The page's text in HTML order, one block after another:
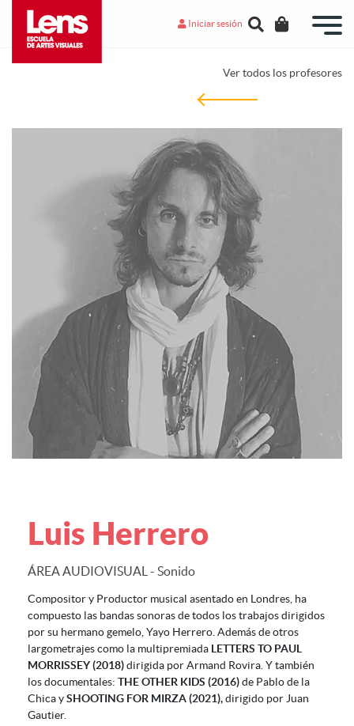
Iniciar sesión
Ver todos los profesores
Luis Herrero
ÁREA AUDIOVISUAL - Sonido
Compositor y Productor musical asentado en Londres, ha
compuesto las bandas sonoras de todos los trabajos dirigidos
por su hermano gemelo, Yayo Herrero. Además de otros
largometrajes como la multipremiada LETTERS TO PAUL
MORRISSEY (2018)dirigida por Armand Rovira. Y también
los documentales: THE OTHER KIDS (2016)de Pablo de la
Chica ySHOOTING FOR MIRZA (2021),dirigido por Juan
Gautier.